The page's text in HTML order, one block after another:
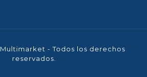
- Todos los derechos
reservados.